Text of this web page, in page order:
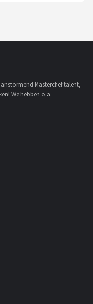
Masterchef talent,
We hebben o.a.